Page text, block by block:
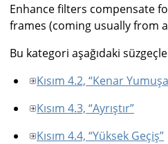
Enhance filters compensate
frames (coming usually from
Bu kategori aşağıdaki
Kısım 4.2, “Kenar
Kısım 4.3, “Ayrıştır”
Kısım 4.4, “Yüksek Geçiş”